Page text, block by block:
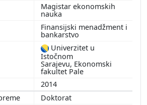
Magistar ekonomskih
nauka
Finansijski menadžment i
bankarstvo
Univerzitet u
Istočnom
Sarajevu, Ekonomski
fakultet Pale
2014
Doktorat